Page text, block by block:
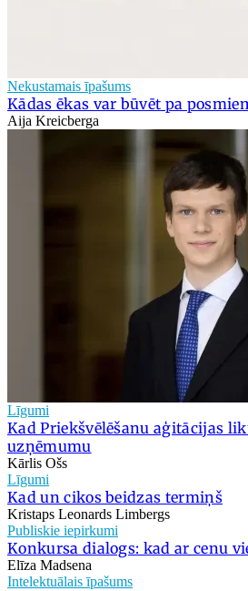
Nekustamais īpašums
Kādas ēkas var būvēt pa
Aija Kreicberga
Līgumi
Kad Priekšvēlēšanu aģitācijas
uzņēmumu
Kārlis Ošs
Līgumi
Kad un cikos beidzas termiņš
Kristaps Leonards Limbergs
Publiskie iepirkumi
Konkursa dialogs: kad ar cenu
Elīza Madsena
Intelektuālais īpašums